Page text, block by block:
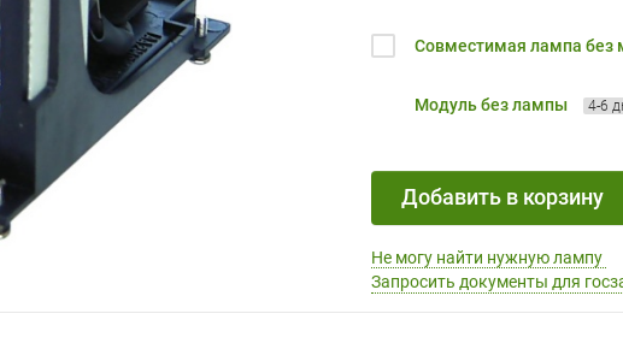
Совместимая лампа без
Модуль без лампы 4-6
Добавить в корзину
Не могу найти нужную лампу
Запросить документы для